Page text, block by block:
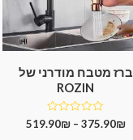
ברז מטבח מודרני של
ROZIN
דורג
0
375.90₪
–
519.90₪